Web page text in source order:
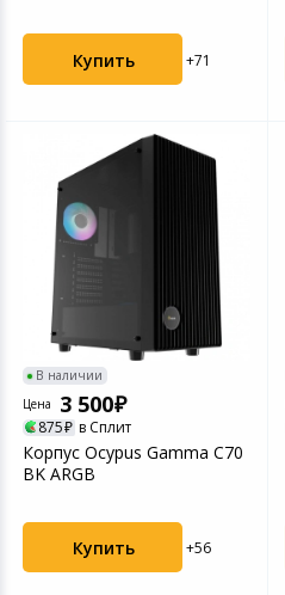
Купить +71
В наличии
Цена
3 500
875 в Сплит
Корпус Ocypus Gamma C70
BK ARGB
Купить +56